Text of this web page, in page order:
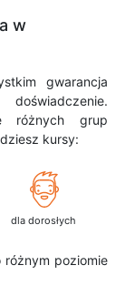
w
gwarancja
różnych grup
kursy:
dla dorosłych
różnym poziomie